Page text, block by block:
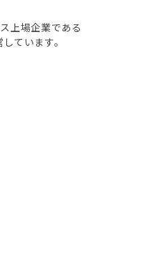
上場企業である
ています。